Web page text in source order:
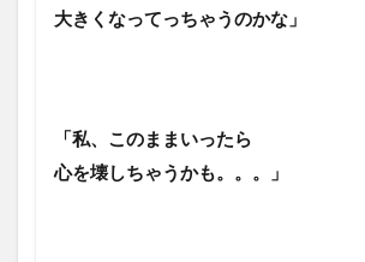
大きくなってっちゃうのかな」
「私、このままいったら
心を壊しちゃうかも。。。」